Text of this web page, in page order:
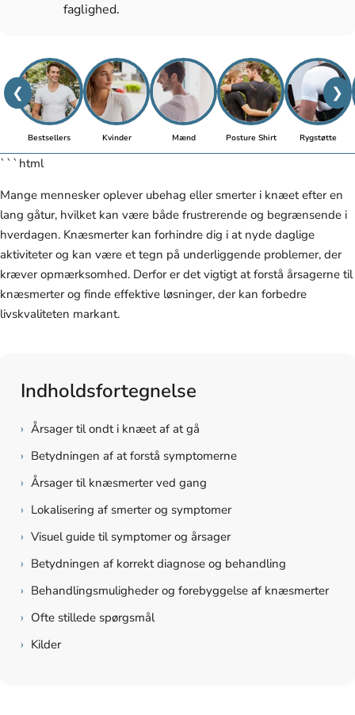
faglighed.
❮ ❯
Bestsellers Kvinder Mænd Posture Shirt Rygstøtte
```html
Mange mennesker oplever ubehag eller smerter i knæet efter en
lang gåtur, hvilket kan være både frustrerende og begrænsende i
hverdagen. Knæsmerter kan forhindre dig i at nyde daglige
aktiviteter og kan være et tegn på underliggende problemer, der
kræver opmærksomhed. Derfor er det vigtigt at forstå årsagerne til
knæsmerter og finde effektive løsninger, der kan forbedre
livskvaliteten markant.
Indholdsfortegnelse
› Årsager til ondt i knæet af at gå
› Betydningen af at forstå symptomerne
› Årsager til knæsmerter ved gang
› Lokalisering af smerter og symptomer
› Visuel guide til symptomer og årsager
› Betydningen af korrekt diagnose og behandling
› Behandlingsmuligheder og forebyggelse af knæsmerter
› Ofte stillede spørgsmål
› Kilder